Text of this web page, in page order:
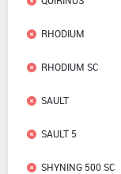
RHODIUM
RHODIUM SC
SAULT
SAULT 5
SHYNING 500 SC